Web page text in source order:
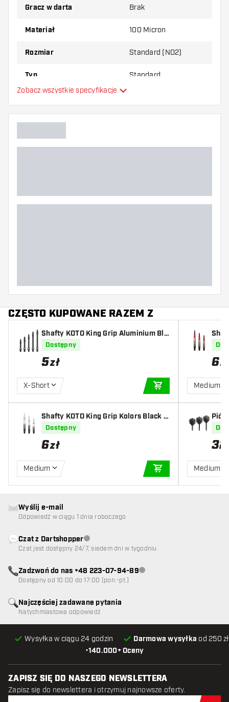
Wypróbuj inny kształt, materiał lub grubość
najbardziej Ci odpowiada!
Gracz w darta Brak
Materiał 100 Micron
Rozmiar Standard (NO2)
Typ Standard
Dodatkowe kolory
Zobacz wszystkie specyfikacje
CZĘSTO KUPOWANE RAZEM Z
Shafty KOTO King Grip Aluminium Bla
ck
Dostępny
5zł
X-Short
DODAJ DO
Shafty KOTO King Grip Kolors Black C
lear
Dostępny
6zł
Medium
DODAJ DO
ck
6zł
Medium
32
Medium
•140.000+ Oceny
Wysyłka w ciągu 24 godzin Darmowa wysyłka od 250
Najczęściej zadawane pytania
Natychmiastowa odpowiedź
Wyślij e-mail
Odpowiedź w ciągu 1 dnia roboczego
Czat z DartshopperObsługa klienta niedostępna
Czat jest dostępny 24/7, siedem dni w tygodniu
Zadzwoń do nas +48 223-07-94-89Obsługa klienta niedostępna
Dostępny od 10:00 do 17:00 (pon.-pt.)
ZAPISZ SIĘ DO NASZEGO NEWSLETTERA
Zapisz się do newslettera i otrzymuj najnowsze oferty.